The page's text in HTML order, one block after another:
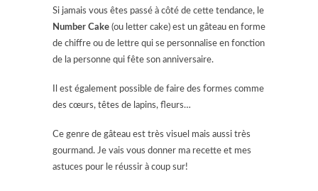
Si jamais vous êtes passé à côté de cette tendance, le
Number Cake (ou letter cake) est un gâteau en forme
de chiffre ou de lettre qui se personnalise en fonction
de la personne qui fête son anniversaire.
Il est également possible de faire des formes comme
des cœurs, têtes de lapins, fleurs…
Ce genre de gâteau est très visuel mais aussi très
gourmand. Je vais vous donner ma recette et mes
astuces pour le réussir à coup sur!